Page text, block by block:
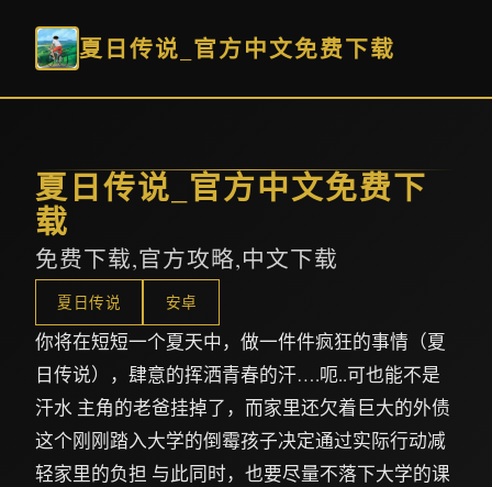
夏日传说_官方中文免费下载
夏日传说_官方中文免费下
载
免费下载,官方攻略,中文下载
夏日传说 安卓
你将在短短一个夏天中，做一件件疯狂的事情（夏
日传说），肆意的挥洒青春的汗….呃..可也能不是
汗水 主角的老爸挂掉了，而家里还欠着巨大的外债
这个刚刚踏入大学的倒霉孩子决定通过实际行动减
轻家里的负担 与此同时，也要尽量不落下大学的课